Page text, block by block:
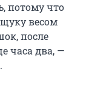
потому что
весом
после
часа два, —